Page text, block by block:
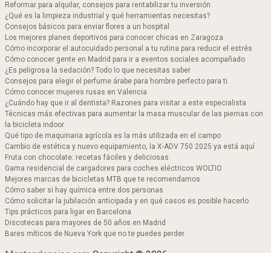
Reformar para alquilar, consejos para rentabilizar tu inversión
¿Qué es la limpieza industrial y qué herramientas necesitas?
Consejos básicos para enviar flores a un hospital
Los mejores planes deportivos para conocer chicas en Zaragoza
Cómo incorporar el autocuidado personal a tu rutina para reducir el estrés
Cómo conocer gente en Madrid para ir a eventos sociales acompañado
¿Es peligrosa la sedación? Todo lo que necesitas saber
Consejos para elegir el perfume árabe para hombre perfecto para ti
Cómo conocer mujeres rusas en Valencia
¿Cuándo hay que ir al dentista? Razones para visitar a este especialista
Técnicas más efectivas para aumentar la masa muscular de las piernas con
la bicicleta indoor
Qué tipo de maquinaria agrícola es la más utilizada en el campo
Cambio de estética y nuevo equipamiento, la X-ADV 750 2025 ya está aquí
Fruta con chocolate: recetas fáciles y deliciosas
Gama residencial de cargadores para coches eléctricos WOLTIO
Mejores marcas de bicicletas MTB que te recomendamos
Cómo saber si hay química entre dos personas
Cómo solicitar la jubilación anticipada y en qué casos es posible hacerlo
Tips prácticos para ligar en Barcelona
Discotecas para mayores de 50 años en Madrid​
Bares míticos de Nueva York que no te puedes perder